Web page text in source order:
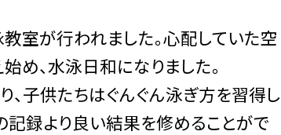
室が行われました。心配していた空
め、水泳日和になりました。
、子供たちはぐんぐん泳ぎ方を習得し
記録より良い結果を修めることがで